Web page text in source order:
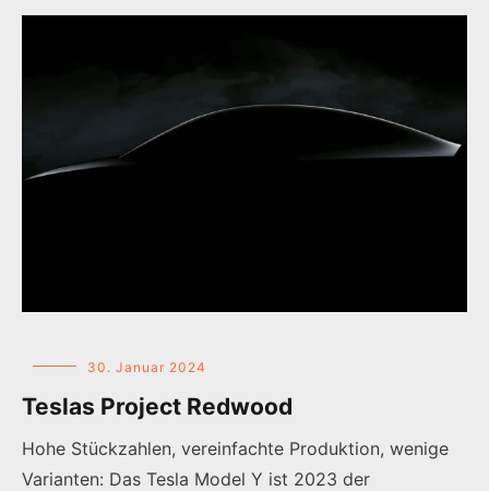
30. Januar 2024
Teslas Project Redwood
Hohe Stückzahlen, vereinfachte Produktion, wenige
Varianten: Das Tesla Model Y ist 2023 der